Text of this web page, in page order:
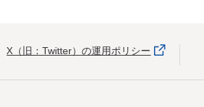
X（旧：Twitter）の運用ポリシー